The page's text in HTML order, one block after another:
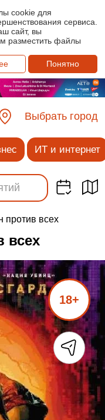
cookie для
сервиса.
сайт, вы
разместить файлы
Понятно
Выбрать город
ИТ и интернет
против всех
всех
18+